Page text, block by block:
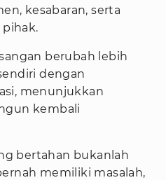
kesabaran, serta
pihak.
berubah lebih
dengan
menunjukkan
kembali
bertahan bukanlah
memiliki masalah,